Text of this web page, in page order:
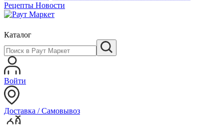
Рецепты Новости
Каталог
Войти
Доставка / Самовывоз